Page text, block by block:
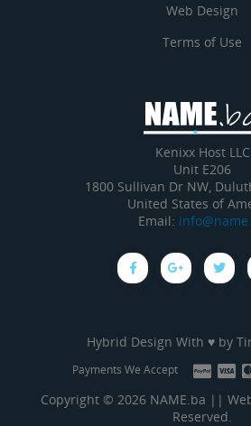
Web Design
Terms of Use
Kenixx Host LLC
Unit E206
1800 Sullivan Dr NW,
United States of
Email:
Hybrid Design With ♥ by
Payments We Accept
Copyright © 2026 NAME.ba ||
Reserved.